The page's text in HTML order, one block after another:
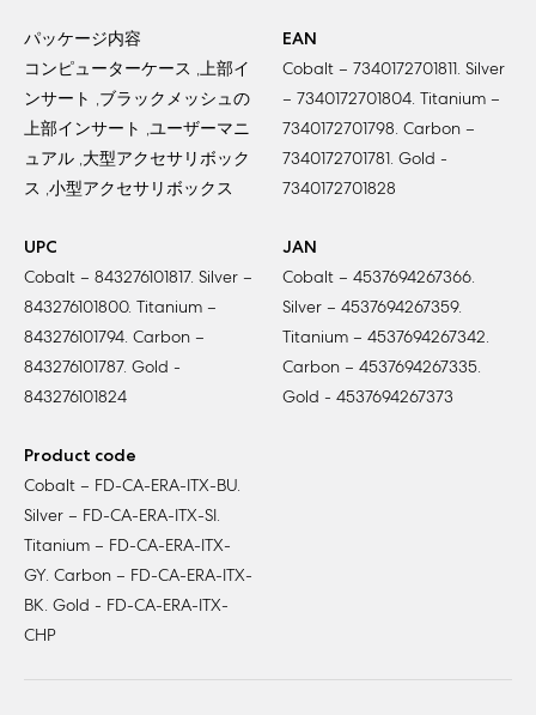
パッケージ内容
コンピューターケース ,上部イ
ンサート ,ブラックメッシュの
上部インサート ,ユーザーマニ
ュアル ,大型アクセサリボック
ス ,小型アクセサリボックス
EAN
Cobalt – 7340172701811. Silver
– 7340172701804. Titanium –
7340172701798. Carbon –
7340172701781. Gold -
7340172701828
UPC
Cobalt – 843276101817. Silver –
843276101800. Titanium –
843276101794. Carbon –
843276101787. Gold -
843276101824
JAN
Cobalt – 4537694267366.
Silver – 4537694267359.
Titanium – 4537694267342.
Carbon – 4537694267335.
Gold - 4537694267373
Product code
Cobalt – FD-CA-ERA-ITX-BU.
Silver – FD-CA-ERA-ITX-SI.
Titanium – FD-CA-ERA-ITX-
GY. Carbon – FD-CA-ERA-ITX-
BK. Gold - FD-CA-ERA-ITX-
CHP